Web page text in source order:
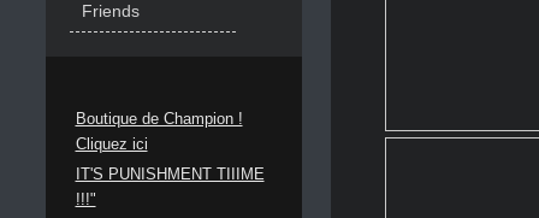
Friends
Boutique de Champion !
Cliquez ici
IT'S PUNISHMENT TIIIME
!!!"